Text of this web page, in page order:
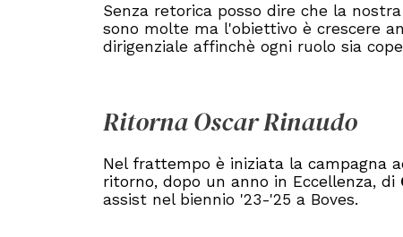
Senza retorica posso dire che la
sono molte ma l'obiettivo è crescere
dirigenziale affinchè ogni ruolo sia
Ritorna Oscar Rinaudo
Nel frattempo è iniziata la campagna
ritorno, dopo un anno in Eccellenza, di
assist nel biennio '23-'25 a Boves.